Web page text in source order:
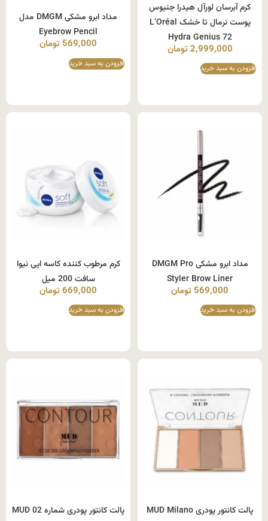
کرم آبرسان لورآل هیدرا جنیوس
پوست نرمال تا خشک L’Oréal
Hydra Genius 72
2,999,000 تومان
افزودن به سبد خرید
مداد ابرو مشکی DMGM مدل
Eyebrow Pencil
569,000 تومان
افزودن به سبد خرید
مداد ابرو مشکی DMGM Pro
Styler Brow Liner
569,000 تومان
افزودن به سبد خرید
کرم مرطوب کننده کاسه ایی نیوا
سافت 200 میل
669,000 تومان
افزودن به سبد خرید
پالت کانتور پودری MUD Milano
پالت کانتور پودری شماره 02 MUD